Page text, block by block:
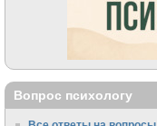
Вопрос психологу